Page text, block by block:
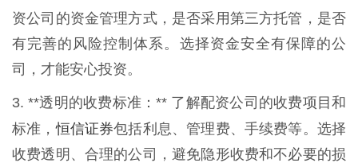
资公司的资金管理方式，是否采用第三方托管，是否
有完善的风险控制体系。选择资金安全有保障的公
司，才能安心投资。
3. **透明的收费标准：** 了解配资公司的收费项目和
标准，恒信证券包括利息、管理费、手续费等。选择
收费透明、合理的公司，避免隐形收费和不必要的损